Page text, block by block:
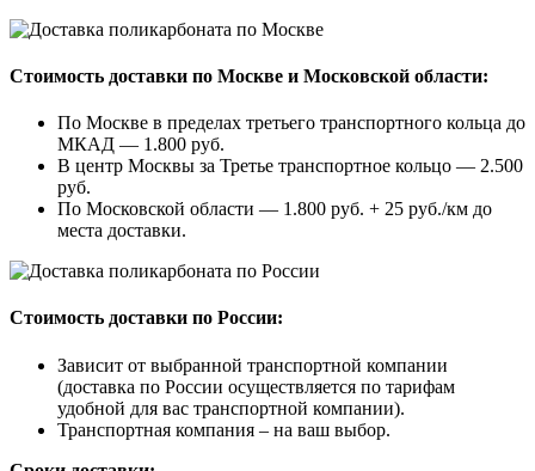
Стоимость доставки по Москве и Московской области:
По Москве в пределах третьего транспортного кольца до
МКАД — 1.800 руб.
В центр Москвы за Третье транспортное кольцо — 2.500
руб.
По Московской области — 1.800 руб. + 25 руб./км до
места доставки.
Стоимость доставки по России:
Зависит от выбранной транспортной компании
(доставка по России осуществляется по тарифам
удобной для вас транспортной компании).
Транспортная компания – на ваш выбор.